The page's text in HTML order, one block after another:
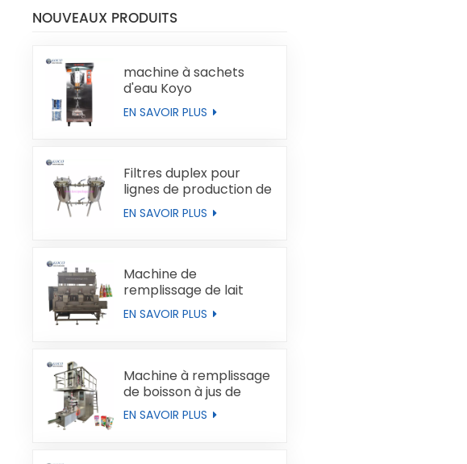
NOUVEAUX PRODUITS
machine à sachets
d'eau Koyo
EN SAVOIR PLUS
Filtres duplex pour
lignes de production de
liquides
EN SAVOIR PLUS
Machine de
remplissage de lait
automatique
EN SAVOIR PLUS
Machine à remplissage
de boisson à jus de
boucles de type brique
EN SAVOIR PLUS